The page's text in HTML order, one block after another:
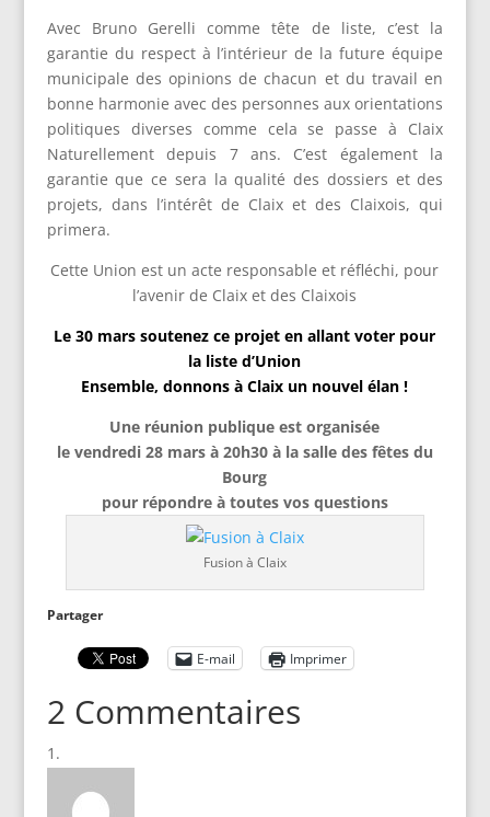
Avec Bruno Gerelli comme tête de liste, c’est la
garantie du respect à l’intérieur de la future équipe
municipale des opinions de chacun et du travail en
bonne harmonie avec des personnes aux orientations
politiques diverses comme cela se passe à Claix
Naturellement depuis 7 ans. C’est également la
garantie que ce sera la qualité des dossiers et des
projets, dans l’intérêt de Claix et des Claixois, qui
primera.
Cette Union est un acte responsable et réfléchi, pour
l’avenir de Claix et des Claixois
Le 30 mars soutenez ce projet en allant voter pour
la liste d’Union
Ensemble, donnons à Claix un nouvel élan !
Une réunion publique est organisée
le vendredi 28 mars à 20h30 à la salle des fêtes du
Bourg
pour répondre à toutes vos questions
Fusion à Claix
Partager
E-mail Imprimer
2 Commentaires